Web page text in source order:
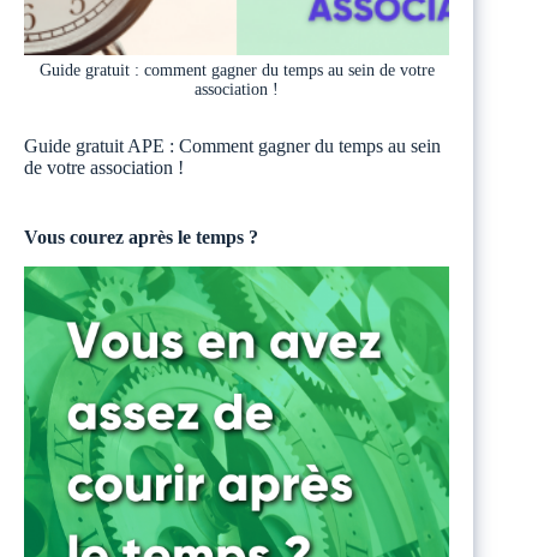
Guide gratuit : comment gagner du temps au sein de votre
association !
Guide gratuit APE : Comment gagner du temps au sein
de votre association !
Vous courez après le temps ?